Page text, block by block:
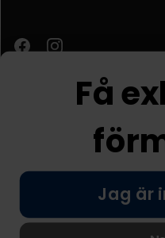
© Nordic Prostore 2026
Allmänna villkor
Få
Jag är